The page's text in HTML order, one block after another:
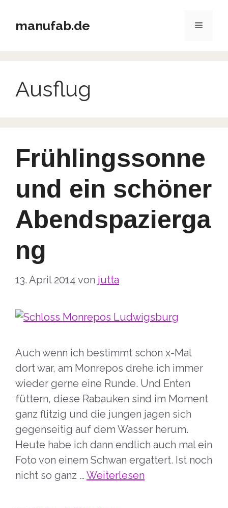
Inhaltmanufab.de Menü
Ausflug
Frühlingssonne
und ein schöner
Abendspazierga
ng
13. April 2014 von jutta
Auch wenn ich bestimmt schon x-Mal
dort war, am Monrepos drehe ich immer
wieder gerne eine Runde. Und Enten
füttern, diese Rabauken sind im Moment
ganz flitzig und die jungen jagen sich
gegenseitig auf dem Wasser herum.
Heute habe ich dann endlich auch mal ein
Foto von einem Schwan ergattert. Ist noch
nicht so ganz … Weiterlesen